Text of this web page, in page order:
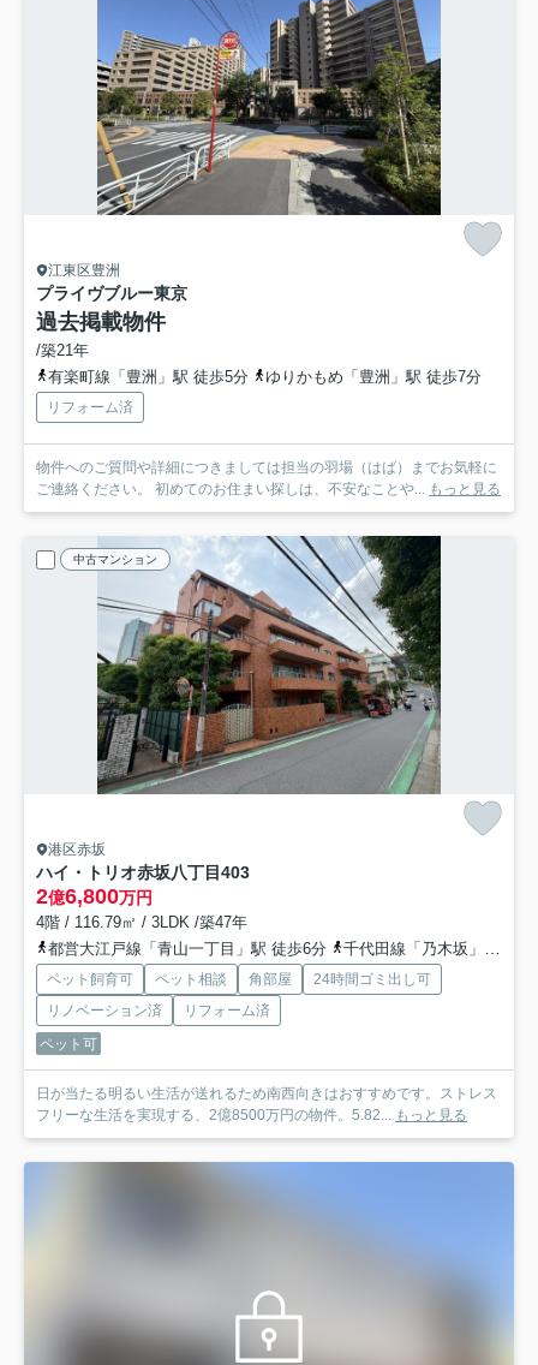
江東区豊洲
プライヴブルー東京
過去掲載物件
/築21年
有楽町線「豊洲」駅 徒歩5分
ゆりかもめ「豊洲」駅 徒歩7分
リフォーム済
物件へのご質問や詳細につきましては担当の羽場（はば）までお気軽に
ご連絡ください。 初めてのお住まい探しは、不安なことや... もっと見る
中古マンション
港区赤坂
ハイ・トリオ赤坂八丁目403
2億6,800万円
4階 / 116.79㎡ / 3LDK /築47年
都営大江戸線「青山一丁目」駅 徒歩6分
千代田線「乃木坂」駅 徒歩7分
ペット飼育可 ペット相談 角部屋
24時間ゴミ出し可
リノベーション済
リフォーム済
ペット可
日が当たる明るい生活が送れるため南西向きはおすすめです。ストレス
フリーな生活を実現する、2億8500万円の物件。5.82... もっと見る